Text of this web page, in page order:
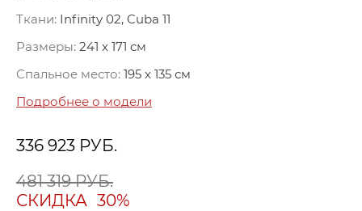
Ткани: Infinity 02, Cuba 11
Размеры: 241 x 171 см
Спальное место: 195 x 135 см
Подробнее о модели
336 923 РУБ.
481 319 РУБ.
СКИДКА 30%